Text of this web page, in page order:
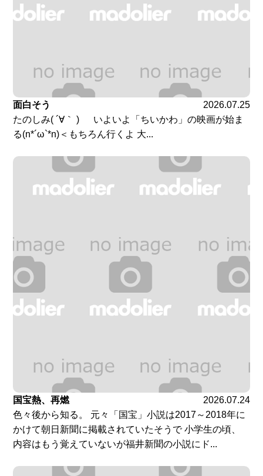
面白そう
2026.07.25
たのしみ( ´∀｀ ) いよいよ「ちいかわ」の映画が始ま
る(n*´ω`*n)＜もちろん行くよ 大...
国宝熱、再燃
2026.07.24
色々後から知る。 元々「国宝」小説は2017～2018年に
かけて朝日新聞に掲載されていたそうで 小学生の頃、
内容はもう覚えていないが福井新聞の小説にド...